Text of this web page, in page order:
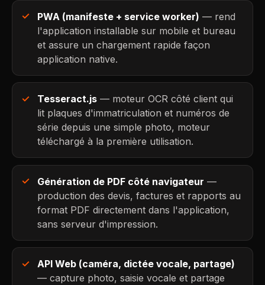
PWA (manifeste + service worker) — rend
l'application installable sur mobile et bureau
et assure un chargement rapide façon
application native.
Tesseract.js— moteur OCR côté client qui
lit plaques d'immatriculation et numéros de
série depuis une simple photo, moteur
téléchargé à la première utilisation.
Génération de PDF côté navigateur —
production des devis, factures et rapports au
format PDF directement dans l'application,
sans serveur d'impression.
API Web (caméra, dictée vocale, partage)
— capture photo, saisie vocale et partage